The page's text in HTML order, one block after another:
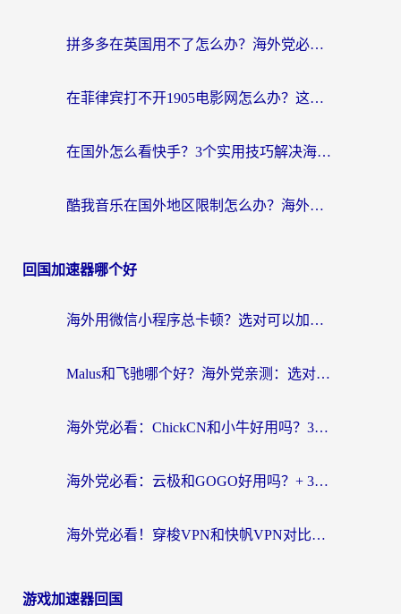
拼多多在英国用不了怎么办？海外党必看的回国加速全攻略（附B站洋码头解决方法）
在菲律宾打不开1905电影网怎么办？这份攻略帮你重拾国内影视自由
在国外怎么看快手？3个实用技巧解决海外追剧、社交、游戏难题
酷我音乐在国外地区限制怎么办？海外党亲测有效的回国加速方案
回国加速器哪个好
海外用微信小程序总卡顿？选对可以加速微信小程序的加速器就够了（含老挝可用&Mac端推荐）
Malus和飞驰哪个好？海外党亲测：选对回国加速器才能无缝刷剧玩国服
海外党必看：ChickCN和小牛好用吗？3招教你选对回国加速器无缝刷国内资源
海外党必看：云极和GOGO好用吗？+ 3步选对回国加速器，流畅看CCTV5海外直播
海外党必看！穿梭VPN和快帆VPN对比哪个回国效果更好？——3款冷门加速器实测+终极选择建议
游戏加速器回国